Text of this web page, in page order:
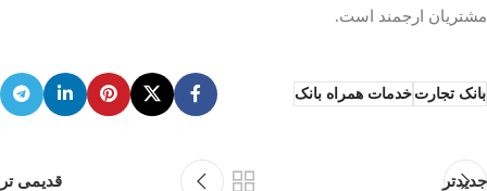
مشتریان ارجمند است.
بانک تجارت خدمات همراه بانک
جدیدتر قدیمی تر